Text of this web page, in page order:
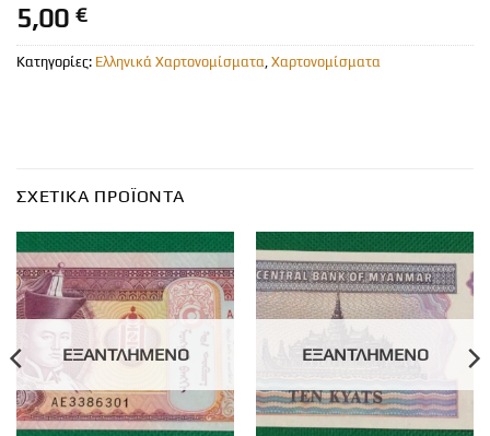
5,00 €
Κατηγορίες: Ελληνικά Χαρτονομίσματα Χαρτονομίσματα
ΣΧΕΤΙΚΆ ΠΡΟΪΌΝΤΑ
ΕΞΑΝΤΛΗΜΈΝΟ ΕΞΑΝΤΛΗΜΈΝΟ